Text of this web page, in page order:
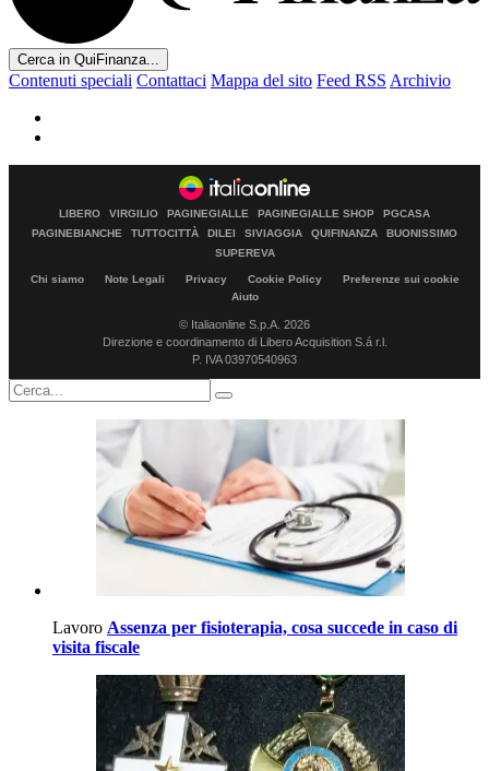
Cerca in QuiFinanza...
Contenuti speciali Contattaci Mappa del sito Feed RSS Archivio
LIBERO VIRGILIO PAGINEGIALLE PAGINEGIALLE SHOP
PGCASA
PAGINEBIANCHE
TUTTOCITTÀ DILEI SIVIAGGIA QUIFINANZA
BUONISSIMO
SUPEREVA
Chi siamo Note Legali Privacy Cookie Policy
Preferenze sui cookie
Aiuto
© Italiaonline S.p.A. 2026
Direzione e coordinamento di Libero Acquisition S.á r.l.
P. IVA 03970540963
Lavoro Assenza per fisioterapia, cosa succede in caso di
visita fiscale